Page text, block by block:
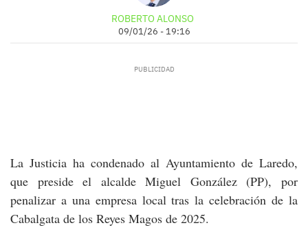
ROBERTO ALONSO
09/01/26 - 19:16
La Justicia ha condenado al Ayuntamiento de Laredo,
que preside el alcalde Miguel González (PP), por
penalizar a una empresa local tras la celebración de la
Cabalgata de los Reyes Magos de 2025.